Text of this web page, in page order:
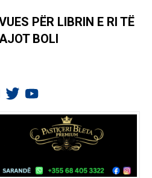
PËR LIBRIN E RI TË
BOLI